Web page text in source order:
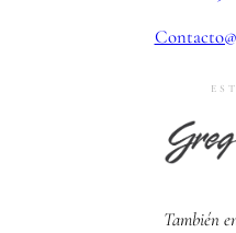
También